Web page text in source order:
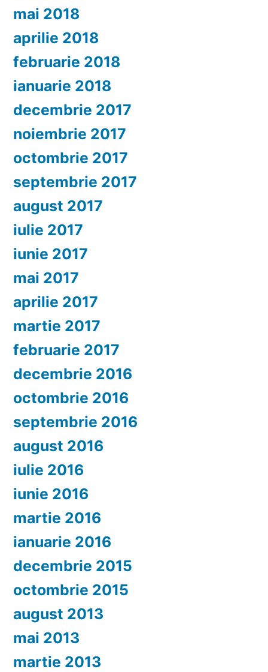
mai 2018
aprilie 2018
februarie 2018
ianuarie 2018
decembrie 2017
noiembrie 2017
octombrie 2017
septembrie 2017
august 2017
iulie 2017
iunie 2017
mai 2017
aprilie 2017
martie 2017
februarie 2017
decembrie 2016
octombrie 2016
septembrie 2016
august 2016
iulie 2016
iunie 2016
martie 2016
ianuarie 2016
decembrie 2015
octombrie 2015
august 2013
mai 2013
martie 2013